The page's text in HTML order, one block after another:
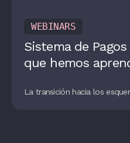
WEBINARS
Sistema de
que hemos
La transición hacia los